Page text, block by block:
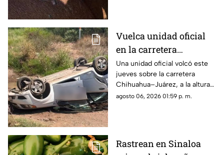
Vuelca unidad oficial
en la carretera
Chihuahua–Juárez;
tres mujeres resultan
lesionadas
Una unidad oficial volcó este
jueves sobre la carretera
Chihuahua–Juárez, a la altura
del kilómetro 31.
agosto 06, 2026 01:59 p. m.
Rastrean en Sinaloa